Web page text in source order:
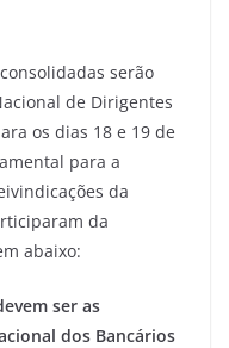
serão
de Dirigentes
os dias 18 e 19 de
para a
da
da
abaixo:
ser as
dos Bancários